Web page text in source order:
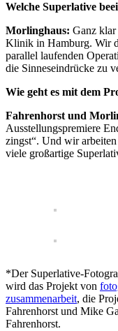
Welche Superlative
Morlinghaus: Ganz
Klinik in Hamburg. Wir
parallel laufenden
die Sinneseindrücke zu
Wie geht es mit dem
Fahrenhorst und
Ausstellungspremiere
zingst“. Und wir
viele großartige
*Der Superlative-
wird das Projekt von
zusammenarbeit, die
Fahrenhorst und Mike
Fahrenhorst.